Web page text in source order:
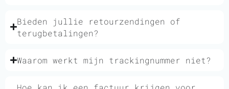
Bieden jullie retourzendingen of
terugbetalingen?
Waarom werkt mijn trackingnummer niet?